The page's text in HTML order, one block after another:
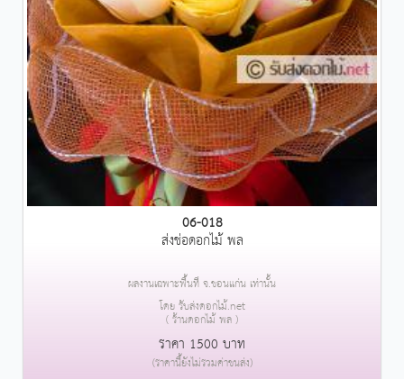
06-018
ส่งช่อดอกไม้ พล
ผลงานเฉพาะพื้นที่ จ.ขอนแก่น เท่านั้น
โดย รับส่งดอกไม้.net
( ร้านดอกไม้ พล )
ราคา 1500 บาท
(ราคานี้ยังไม่รวมค่าขนส่ง)